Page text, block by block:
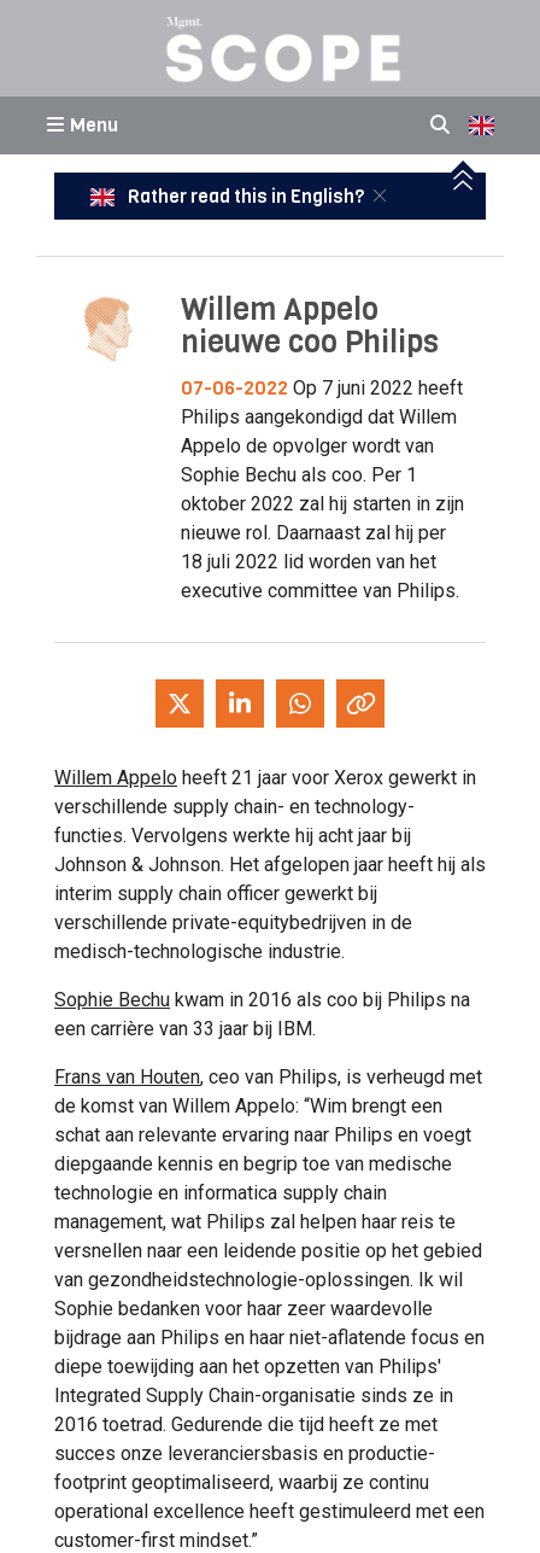
Menu
Rather read this in English?
Willem Appelo
nieuwe coo Philips
07-06-2022 Op 7 juni 2022 heeft
Philips aangekondigd dat Willem
Appelo de opvolger wordt van
Sophie Bechu als coo. Per 1
oktober 2022 zal hij starten in zijn
nieuwe rol. Daarnaast zal hij per
18 juli 2022 lid worden van het
executive committee van Philips.
Willem Appelo heeft 21 jaar voor Xerox gewerkt in
verschillende supply chain- en technology-
functies. Vervolgens werkte hij acht jaar bij
Johnson & Johnson. Het afgelopen jaar heeft hij als
interim supply chain officer gewerkt bij
verschillende private-equitybedrijven in de
medisch-technologische industrie.
Sophie Bechu kwam in 2016 als coo bij Philips na
een carrière van 33 jaar bij IBM.
Frans van Houten, ceo van Philips, is verheugd met
de komst van Willem Appelo: “Wim brengt een
schat aan relevante ervaring naar Philips en voegt
diepgaande kennis en begrip toe van medische
technologie en informatica supply chain
management, wat Philips zal helpen haar reis te
versnellen naar een leidende positie op het gebied
van gezondheidstechnologie-oplossingen. Ik wil
Sophie bedanken voor haar zeer waardevolle
bijdrage aan Philips en haar niet-aflatende focus en
diepe toewijding aan het opzetten van Philips'
Integrated Supply Chain-organisatie sinds ze in
2016 toetrad. Gedurende die tijd heeft ze met
succes onze leveranciersbasis en productie-
footprint geoptimaliseerd, waarbij ze continu
operational excellence heeft gestimuleerd met een
customer-first mindset.”